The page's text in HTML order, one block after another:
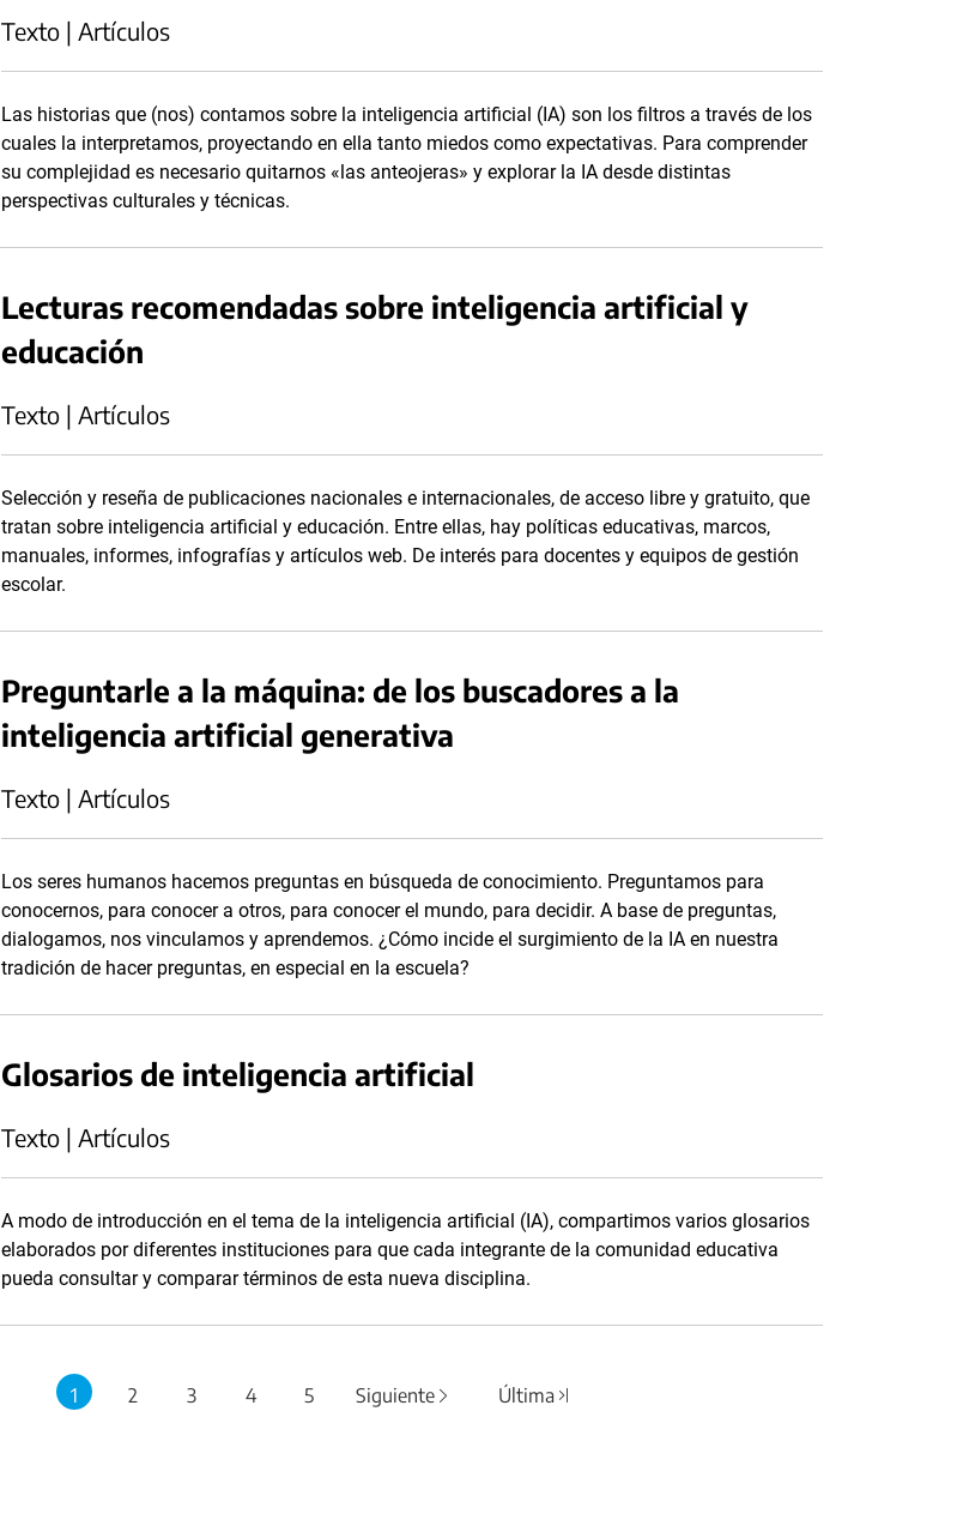
Texto | Artículos
Las historias que (nos) contamos sobre la inteligencia artificial (IA) son los filtros a través de los
cuales la interpretamos, proyectando en ella tanto miedos como expectativas. Para comprender
su complejidad es necesario quitarnos «las anteojeras» y explorar la IA desde distintas
perspectivas culturales y técnicas.
Lecturas recomendadas sobre inteligencia artificial y
educación
Texto | Artículos
Selección y reseña de publicaciones nacionales e internacionales, de acceso libre y gratuito, que
tratan sobre inteligencia artificial y educación. Entre ellas, hay políticas educativas, marcos,
manuales, informes, infografías y artículos web. De interés para docentes y equipos de gestión
escolar.
Preguntarle a la máquina: de los buscadores a la
inteligencia artificial generativa
Texto | Artículos
Los seres humanos hacemos preguntas en búsqueda de conocimiento. Preguntamos para
conocernos, para conocer a otros, para conocer el mundo, para decidir. A base de preguntas,
dialogamos, nos vinculamos y aprendemos. ¿Cómo incide el surgimiento de la IA en nuestra
tradición de hacer preguntas, en especial en la escuela?
Glosarios de inteligencia artificial
Texto | Artículos
A modo de introducción en el tema de la inteligencia artificial (IA), compartimos varios glosarios
elaborados por diferentes instituciones para que cada integrante de la comunidad educativa
pueda consultar y comparar términos de esta nueva disciplina.
1 2 3 4 5 Siguiente Última